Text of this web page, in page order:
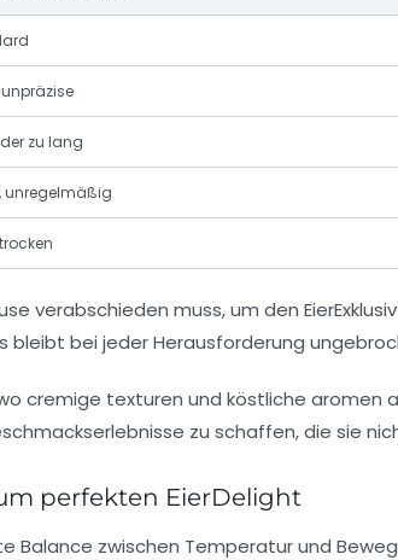
zu lang
unregelmäßig
verabschieden muss, um den
bleibt bei jeder Herausforderung
perfekten EierDelight
Balance zwischen Temperatur und